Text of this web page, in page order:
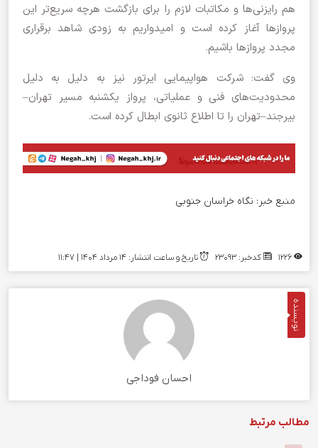
هم رایزنی‌ها و مکاتبات لازم را برای بازگشت هرچه سریع‌تر این
پروازها آغاز کرده است و امیدواریم به زودی شاهد برقراری
مجدد پروازها باشیم.
وی گفت: شرکت هواپیمایی ایرتور نیز به دلیل به دلیل
محدودیت‌های فنی و عملیاتی، پرواز یکشنبه مسیر تهران–
بیرجند–تهران را تا اطلاع ثانوی ابطال کرده است.
منبع خبر: نگاه خراسان جنوبی
کدخبر: 23093 تاریخ و ساعت انتشار: ۱۴ مرداد ۱۴۰۴ | 11:47
نویسنده
احسان فوداجی
مطالب مرتبط